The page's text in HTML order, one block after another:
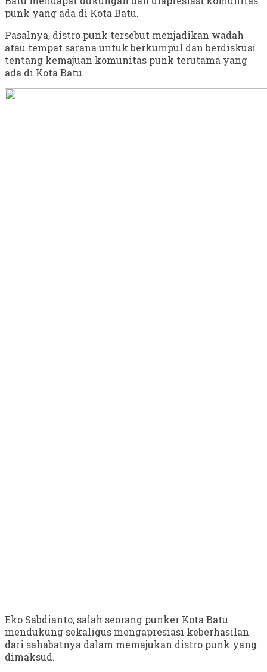
punk yang ada di Kota Batu.
Pasalnya, distro punk tersebut menjadikan wadah
atau tempat sarana untuk berkumpul dan berdiskusi
tentang kemajuan komunitas punk terutama yang
ada di Kota Batu.
Eko Sabdianto, salah seorang punker Kota Batu
mendukung sekaligus mengapresiasi keberhasilan
dari sahabatnya dalam memajukan distro punk yang
dimaksud.